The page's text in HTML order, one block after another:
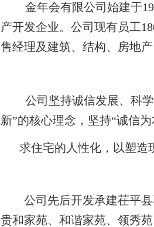
金年会有限公司始建于
产开发企业。公司现有员工1
售经理及建筑、结构、房地
公司坚持诚信发展、科
新”的核心理念，坚持“诚信
求住宅的人性化，以塑造
公司先后开发承建茌平
贵和家苑、和谐家苑、领秀